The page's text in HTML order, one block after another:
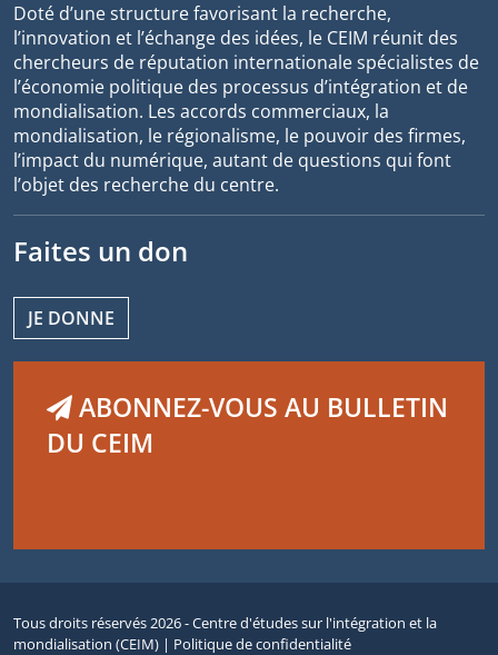
Doté d’une structure favorisant la recherche,
l’innovation et l’échange des idées, le CEIM réunit des
chercheurs de réputation internationale spécialistes de
l’économie politique des processus d’intégration et de
mondialisation. Les accords commerciaux, la
mondialisation, le régionalisme, le pouvoir des firmes,
l’impact du numérique, autant de questions qui font
l’objet des recherche du centre.
Faites un don
JE DONNE
ABONNEZ-VOUS AU BULLETIN
DU CEIM
Tous droits réservés 2026 - Centre d'études sur l'intégration et la
mondialisation (CEIM) | Politique de confidentialité